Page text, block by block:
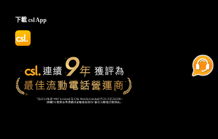
下載 csl App